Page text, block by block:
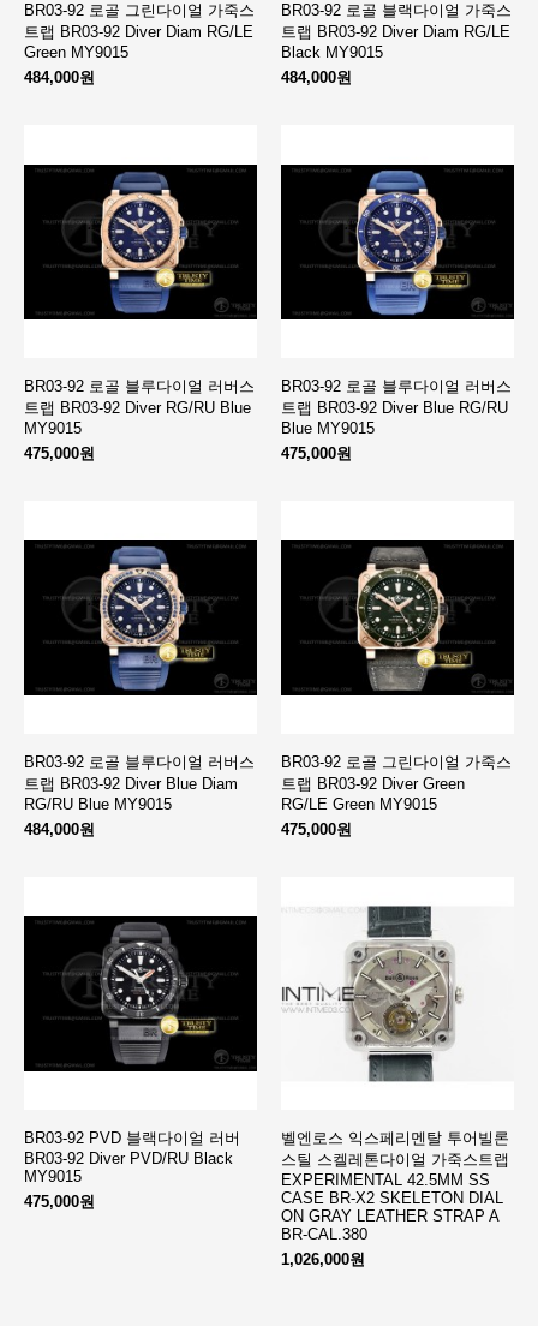
BR03-92 로골 그린다이얼 가죽스
트랩 BR03-92 Diver Diam RG/LE
Green MY9015
484,000원
BR03-92 로골 블랙다이얼 가죽스
트랩 BR03-92 Diver Diam RG/LE
Black MY9015
484,000원
BR03-92 로골 블루다이얼 러버스
트랩 BR03-92 Diver RG/RU Blue
MY9015
475,000원
BR03-92 로골 블루다이얼 러버스
트랩 BR03-92 Diver Blue RG/RU
Blue MY9015
475,000원
BR03-92 로골 블루다이얼 러버스
트랩 BR03-92 Diver Blue Diam
RG/RU Blue MY9015
484,000원
BR03-92 로골 그린다이얼 가죽스
트랩 BR03-92 Diver Green
RG/LE Green MY9015
475,000원
BR03-92 PVD 블랙다이얼 러버
BR03-92 Diver PVD/RU Black
MY9015
475,000원
벨엔로스 익스페리멘탈 투어빌론
스틸 스켈레톤다이얼 가죽스트랩
EXPERIMENTAL 42.5MM SS
CASE BR-X2 SKELETON DIAL
ON GRAY LEATHER STRAP A
BR-CAL.380
1,026,000원